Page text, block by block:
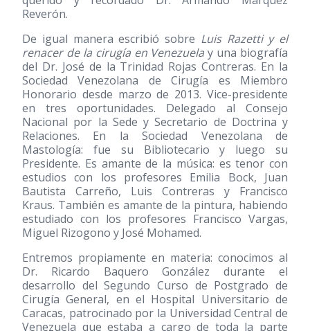
Reverón.
De igual manera escribió sobre Luis Razetti y el
renacer de la cirugía en Venezuela y una biografía
del Dr. José de la Trinidad Rojas Contreras. En la
Sociedad Venezolana de Cirugía es Miembro
Honorario desde marzo de 2013. Vice-presidente
en tres oportunidades. Delegado al Consejo
Nacional por la Sede y Secretario de Doctrina y
Relaciones. En la Sociedad Venezolana de
Mastología: fue su Bibliotecario y luego su
Presidente. Es amante de la música: es tenor con
estudios con los profesores Emilia Bock, Juan
Bautista Carreño, Luis Contreras y Francisco
Kraus. También es amante de la pintura, habiendo
estudiado con los profesores Francisco Vargas,
Miguel Rizogono y José Mohamed.
Entremos propiamente en materia: conocimos al
Dr. Ricardo Baquero González durante el
desarrollo del Segundo Curso de Postgrado de
Cirugía General, en el Hospital Universitario de
Caracas, patrocinado por la Universidad Central de
Venezuela que estaba a cargo de toda la parte